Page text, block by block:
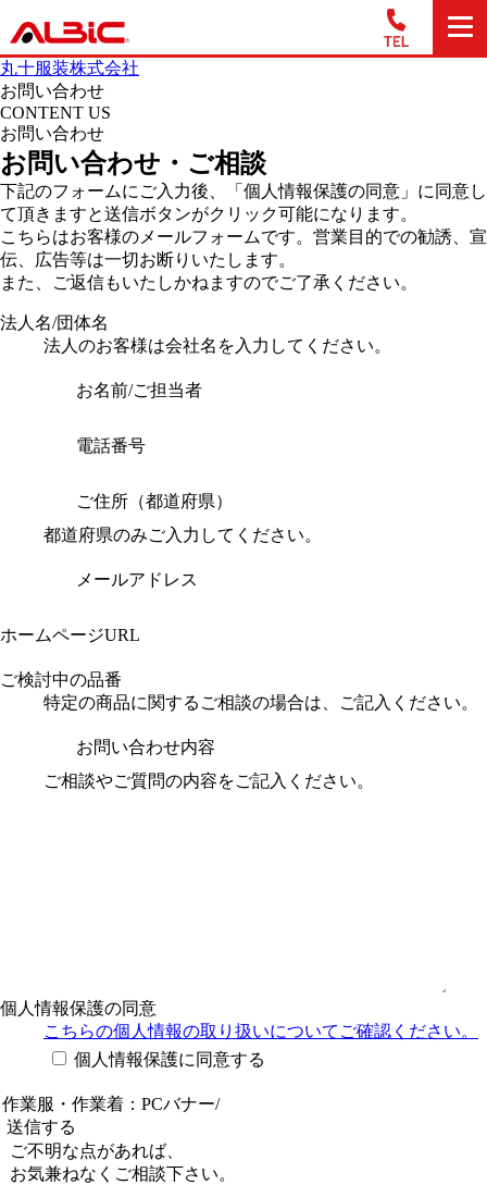
丸十服装株式会社
お問い合わせ
CONTENT US
お問い合わせ
お問い合わせ・ご相談
下記のフォームにご入力後、「個人情報保護の同意」に同意し
て頂きますと送信ボタンがクリック可能になります。
こちらはお客様のメールフォームです。営業目的での勧誘、宣
伝、広告等は一切お断りいたします。
また、ご返信もいたしかねますのでご了承ください。
法人名/団体名
法人のお客様は会社名を入力してください。
お名前/ご担当者
電話番号
ご住所（都道府県）
都道府県のみご入力してください。
メールアドレス
ホームページURL
ご検討中の品番
特定の商品に関するご相談の場合は、ご記入ください。
お問い合わせ内容
ご相談やご質問の内容をご記入ください。
個人情報保護の同意
こちらの個人情報の取り扱いについてご確認ください。
個人情報保護に同意する
ご不明な点があれば、
お気兼ねなくご相談下さい。